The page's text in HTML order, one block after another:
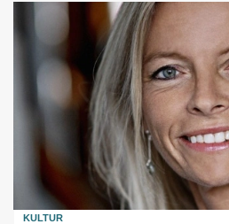
KULTUR